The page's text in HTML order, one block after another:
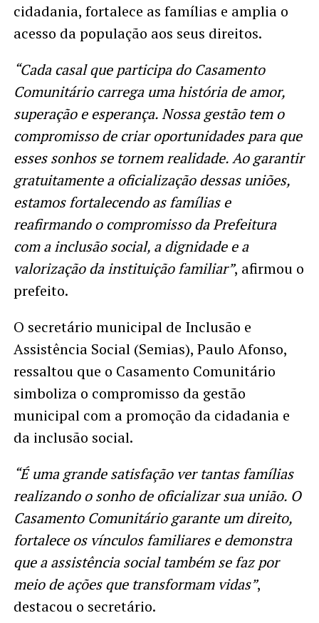
cidadania, fortalece as famílias e amplia o
acesso da população aos seus direitos.
“Cada casal que participa do Casamento
Comunitário carrega uma história de amor,
superação e esperança. Nossa gestão tem o
compromisso de criar oportunidades para que
esses sonhos se tornem realidade. Ao garantir
gratuitamente a oficialização dessas uniões,
estamos fortalecendo as famílias e
reafirmando o compromisso da Prefeitura
com a inclusão social, a dignidade e a
valorização da instituição familiar”, afirmou o
prefeito.
O secretário municipal de Inclusão e
Assistência Social (Semias), Paulo Afonso,
ressaltou que o Casamento Comunitário
simboliza o compromisso da gestão
municipal com a promoção da cidadania e
da inclusão social.
“É uma grande satisfação ver tantas famílias
realizando o sonho de oficializar sua união. O
Casamento Comunitário garante um direito,
fortalece os vínculos familiares e demonstra
que a assistência social também se faz por
meio de ações que transformam vidas”,
destacou o secretário.